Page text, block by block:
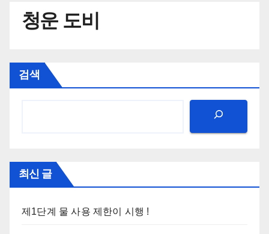
청운 도비
검색
최신 글
제1단계 물 사용 제한이 시행 !